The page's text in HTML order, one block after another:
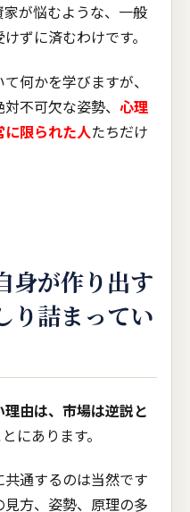
が悩むような、一般
ずに済むわけです。
何かを学びますが、
不可欠な姿勢、 心理
限られた人たちだけ
身が作り出す
り詰まってい
由は、市場は逆説と
にあります。
通するのは当然です
方、姿勢、原理の多